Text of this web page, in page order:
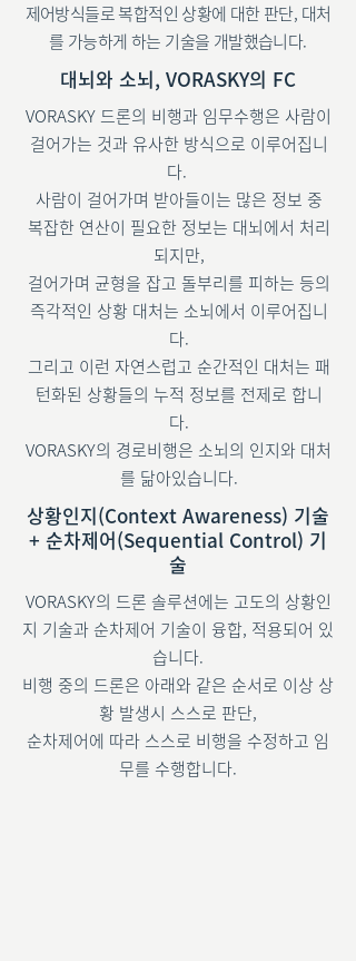
제어방식들로 복합적인 상황에 대한 판단, 대처
를 가능하게 하는 기술을 개발했습니다.
대뇌와 소뇌, VORASKY의 FC
VORASKY 드론의 비행과 임무수행은 사람이
걸어가는 것과 유사한 방식으로 이루어집니
다.
사람이 걸어가며 받아들이는 많은 정보 중
복잡한 연산이 필요한 정보는 대뇌에서 처리
되지만,
걸어가며 균형을 잡고 돌부리를 피하는 등의
즉각적인 상황 대처는 소뇌에서 이루어집니
다.
그리고 이런 자연스럽고 순간적인 대처는 패
턴화된 상황들의 누적 정보를 전제로 합니
다.
VORASKY의 경로비행은 소뇌의 인지와 대처
를 닮아있습니다.
상황인지(Context Awareness) 기술
+ 순차제어(Sequential Control) 기
술
VORASKY의 드론 솔루션에는 고도의 상황인
지 기술과 순차제어 기술이 융합, 적용되어 있
습니다.
비행 중의 드론은 아래와 같은 순서로 이상 상
황 발생시 스스로 판단,
순차제어에 따라 스스로 비행을 수정하고 임
무를 수행합니다.